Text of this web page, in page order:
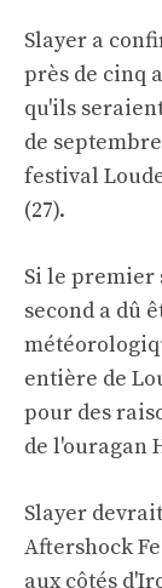
Slayer a
près de cinq
qu'ils
de
festival
(27).
Si le premier
second a dû
entière de
pour des
de l'ouragan
Slayer
Aftershock
aux côtés